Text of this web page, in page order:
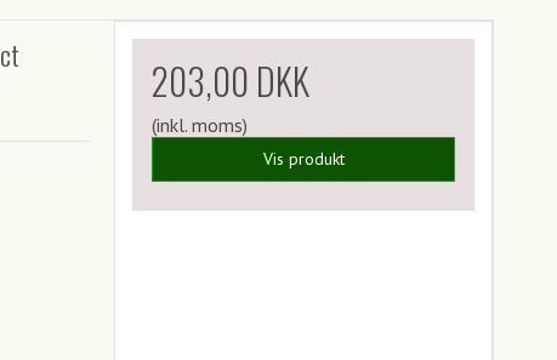
203,00 DKK
(inkl. moms)
Vis produkt